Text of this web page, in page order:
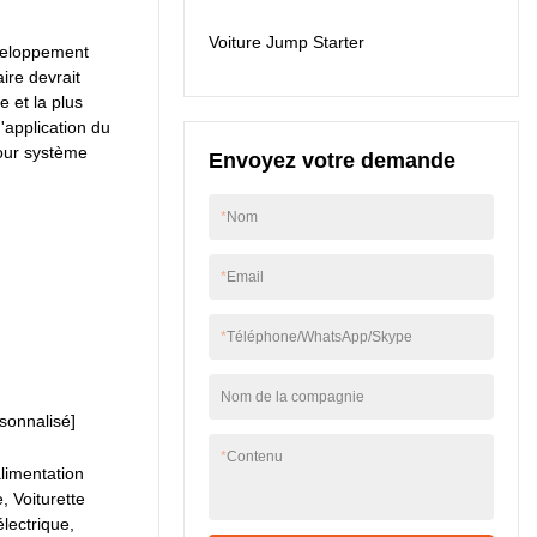
devrait
et la plus
du
système
Voiturette
stockage d'énergie, le
Voiture Jump Starter
Envoyez votre demande
*Nom
*Email
*Téléphone/WhatsApp/Skype
Nom de la compagnie
*Contenu